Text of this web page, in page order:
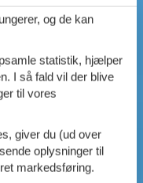
og de kan
statistik, hjælper
I så fald vil der blive
til vores
giver du (ud over
oplysninger til
markedsføring.